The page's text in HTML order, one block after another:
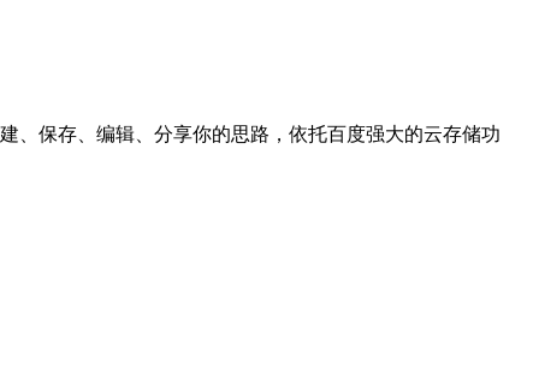
、保存、编辑、分享你的思路，依托百度强大的云存储功